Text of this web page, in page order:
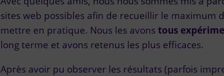
sites web possibles afin de recueillir le maximum
mettre en pratique. Nous les avons tous
long terme et avons retenus les plus efficaces.
Après avoir pu observer les résultats (parfois